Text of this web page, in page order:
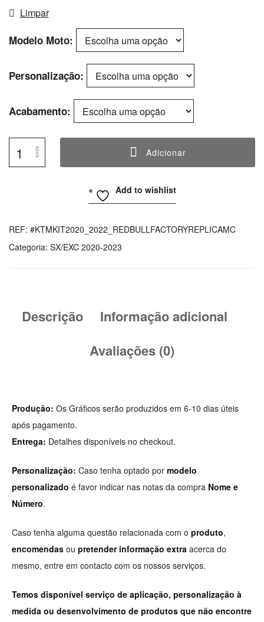
Modelo Moto
Personalização
Acabamento
Limpar
Quantidade
Graphics
Kit
Adicionar
Add to wishlist
REF: #KTMKIT2020_2022_REDBULLFACTORYREPLICAMC
Categoria: SX/EXC 2020-2023
Descrição
Informação adicional
Avaliações (0)
Produção: Os Gráficos serão produzidos em 6-10 dias úteis
após pagamento.
Entrega: Detalhes disponíveis no checkout.
Personalização: Caso tenha optado por modelo
personalizado é favor indicar nas notas da compra Nome e
Número.
Caso tenha alguma questão relacionada com o produto,
encomendas ou pretender informação extra acerca do
mesmo, entre em contacto com os nossos serviços.
Temos disponível serviço de aplicação, personalização à
medida ou desenvolvimento de produtos que não encontre